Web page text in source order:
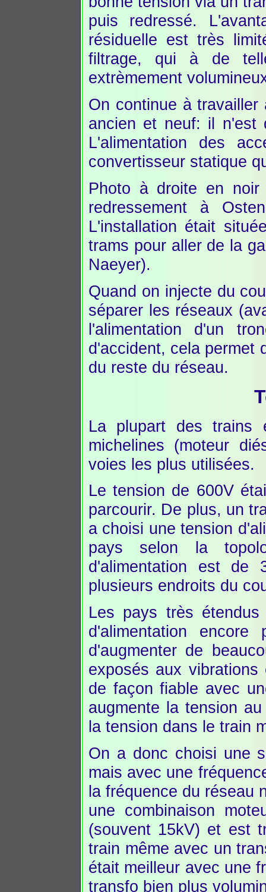
puis redressé.
résiduelle est très
filtrage, qui à de
extrèmement
On continue à
ancien et neuf: il n'est
L'alimentation des
convertisseur statique
Photo à droite en
redressement à
L'installation était
trams pour aller de la
Naeyer).
Quand on injecte du
séparer les réseaux
l'alimentation d'un
d'accident, cela permet
du reste du réseau.
La plupart des trains
michelines (moteur
voies les plus utilisées.
Le tension de 600V
parcourir. De plus, un
a choisi une tension
pays selon la
d'alimentation est
plusieurs endroits du
Les pays très
d'alimentation
d'augmenter de
exposés aux
de façon fiable avec
augmente la tension
la tension dans le train
On a donc choisi une
mais avec une
la fréquence du réseau
une combinaison
(souvent 15kV) et est
train même avec un
était meilleur avec une
transfo bien plus